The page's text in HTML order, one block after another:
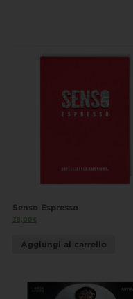
Senso Espresso
38,00€
Aggiungi al carrello